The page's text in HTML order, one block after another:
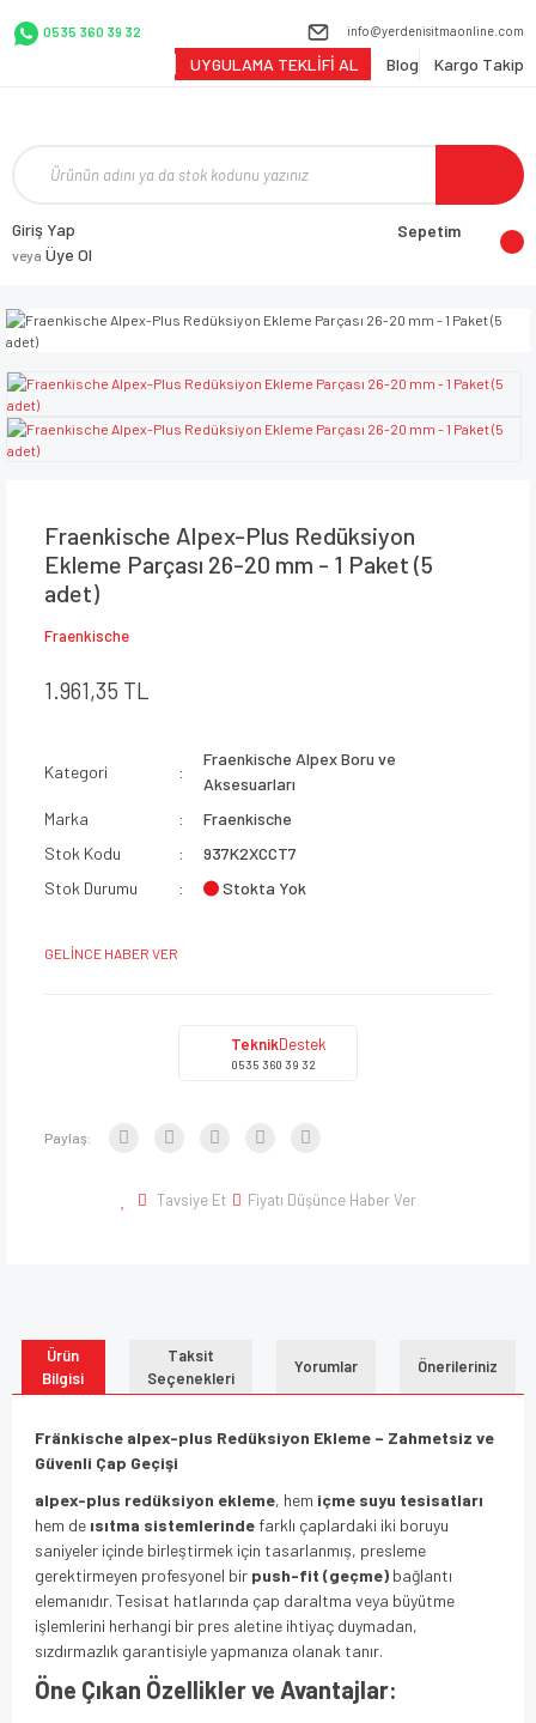
0535 360 39 32 info@yerdenisitmaonline.com
UYGULAMA TEKLİFİ AL Blog Kargo Takip
Giriş Yap
veya Üye Ol
Sepetim
Fraenkische Alpex-Plus Redüksiyon
Ekleme Parçası 26-20 mm - 1 Paket (5
adet)
Fraenkische
1.961,35 TL
Kategori
Fraenkische Alpex Boru ve
Aksesuarları
Marka
Fraenkische
Stok Kodu
937K2XCCT7
Stok Durumu
Stokta Yok
GELİNCE HABER VER
TeknikDestek
0535 360 39 32
Paylaş:
Tavsiye Et Fiyatı Düşünce Haber Ver
Ürün
Bilgisi
Taksit
Seçenekleri
Yorumlar Önerileriniz
Fränkische alpex-plus Redüksiyon Ekleme – Zahmetsiz ve
Güvenli Çap Geçişi
alpex-plus redüksiyon ekleme, hem içme suyu tesisatları
hem de ısıtma sistemlerinde farklı çaplardaki iki boruyu
saniyeler içinde birleştirmek için tasarlanmış, presleme
gerektirmeyen profesyonel bir push-fit (geçme) bağlantı
elemanıdır. Tesisat hatlarında çap daraltma veya büyütme
işlemlerini herhangi bir pres aletine ihtiyaç duymadan,
sızdırmazlık garantisiyle yapmanıza olanak tanır.
Öne Çıkan Özellikler ve Avantajlar: